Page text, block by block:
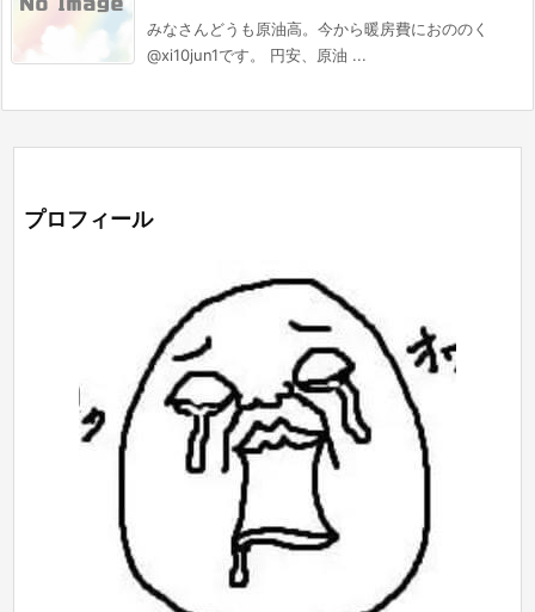
みなさんどうも原油高。今から暖房費におののく
@xi10jun1です。 円安、原油 ...
プロフィール